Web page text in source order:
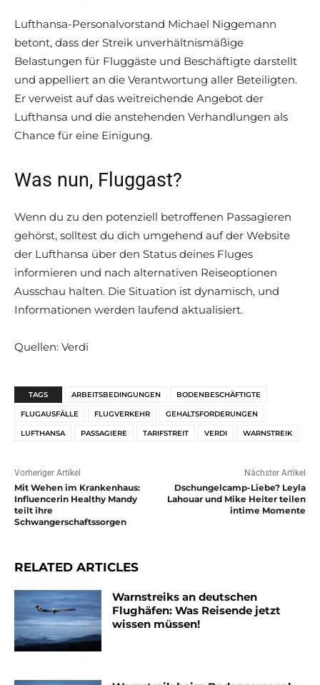
Lufthansa-Personalvorstand Michael Niggemann
betont, dass der Streik unverhältnismäßige
Belastungen für Fluggäste und Beschäftigte darstellt
und appelliert an die Verantwortung aller Beteiligten.
Er verweist auf das weitreichende Angebot der
Lufthansa und die anstehenden Verhandlungen als
Chance für eine Einigung.
Was nun, Fluggast?
Wenn du zu den potenziell betroffenen Passagieren
gehörst, solltest du dich umgehend auf der Website
der Lufthansa über den Status deines Fluges
informieren und nach alternativen Reiseoptionen
Ausschau halten. Die Situation ist dynamisch, und
Informationen werden laufend aktualisiert.
Quellen: Verdi
TAGS ARBEITSBEDINGUNGEN BODENBESCHÄFTIGTE
FLUGAUSFÄLLE FLUGVERKEHR GEHALTSFORDERUNGEN
LUFTHANSA PASSAGIERE TARIFSTREIT VERDI WARNSTREIK
Vorheriger Artikel
Mit Wehen im Krankenhaus:
Influencerin Healthy Mandy
teilt ihre
Schwangerschaftssorgen
Nächster Artikel
Dschungelcamp-Liebe? Leyla
Lahouar und Mike Heiter teilen
intime Momente
RELATED ARTICLES
Warnstreiks an deutschen
Flughäfen: Was Reisende jetzt
wissen müssen!